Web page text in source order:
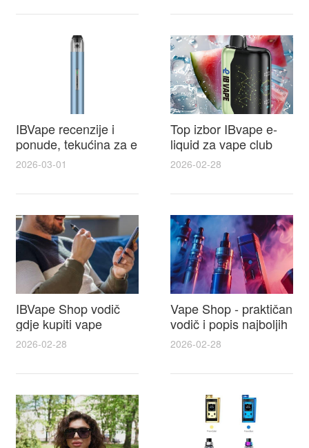
kupnje
ponudu
IBVape recenzije i
ponude, tekućina za e
cigarete koju vrijedi
popuste
2026-03-01
Top izbor IBvape e-
liquid za vape club
članove i ekskluzivne
2026-02-28
IBVape Shop vodič
gdje kupiti vape
naysh, recenzije,
popusti i savjeti za
odabir
2026-02-28
Vape Shop - praktičan
vodič i popis najboljih
e cigareta prodajna
mjesta u Hrvatskoj
2026-02-28